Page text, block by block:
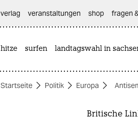
themen
verlag
veranstaltungen shop fragen
hitze surfen landtagswahl in
Startseite Politik Europa
Britische